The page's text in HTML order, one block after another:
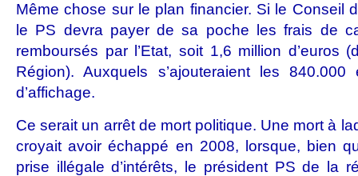
Même chose sur le plan financier. Si le Conseil
le PS devra payer de sa poche les frais de
remboursés par l’Etat, soit 1,6 million d’euros
Région). Auxquels s’ajouteraient les
d’affichage.
Ce serait un arrêt de mort politique. Une mort à
croyait avoir échappé en 2008, lorsque, bien
prise illégale d’intérêts, le président PS de la